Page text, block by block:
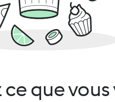
que vous